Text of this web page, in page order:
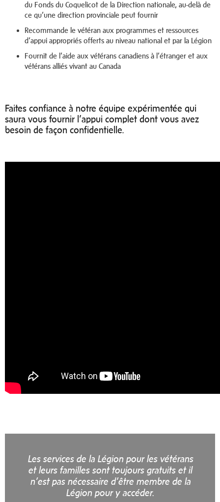
du Fonds du Coquelicot de la Direction nationale, au-delà de
ce qu’une direction provinciale peut fournir
Recommande le vétéran aux programmes et ressources
d’appui appropriés offerts au niveau national et par la Légion
Fournit de l’aide aux vétérans canadiens à l’étranger et aux
vétérans alliés vivant au Canada
Faites confiance à notre équipe expérimentée qui
saura vous fournir l’appui complet dont vous avez
besoin de façon confidentielle.
Les services de la Légion pour les vétérans
et leurs familles sont toujours gratuits et il
n’est pas nécessaire d’être membre de la
Légion pour y accéder.